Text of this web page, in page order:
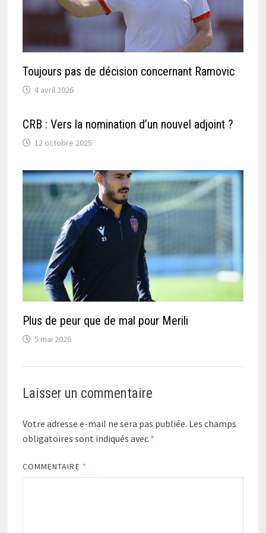
Toujours pas de décision concernant Ramovic
4 avril 2026
CRB : Vers la nomination d’un nouvel adjoint ?
12 octobre 2025
Plus de peur que de mal pour Merili
5 mai 2026
Laisser un commentaire
Votre adresse e-mail ne sera pas publiée. Les champs
obligatoires sont indiqués avec *
COMMENTAIRE *